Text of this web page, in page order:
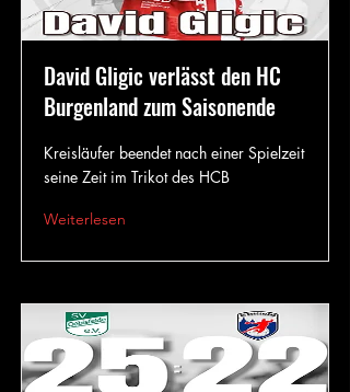
David Gligic verlässt den HC
Burgenland zum Saisonende
Kreisläufer beendet nach einer Spielzeit
seine Zeit im Trikot des HCB
Weiterlesen